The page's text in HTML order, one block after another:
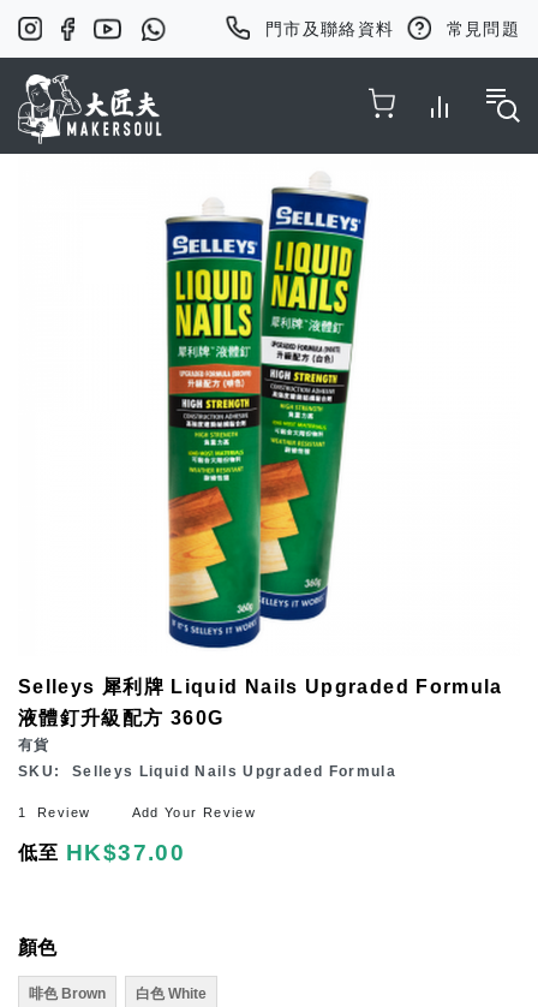
門市及聯絡資料 常見問題
Selleys 犀利牌 Liquid Nails Upgraded Formula
液體釘升級配方 360G
有貨
SKU
Selleys Liquid Nails Upgraded Formula
1 Review Add Your Review
低至 HK$37.00
顏色
啡色 Brown 白色 White
the
beginning
images